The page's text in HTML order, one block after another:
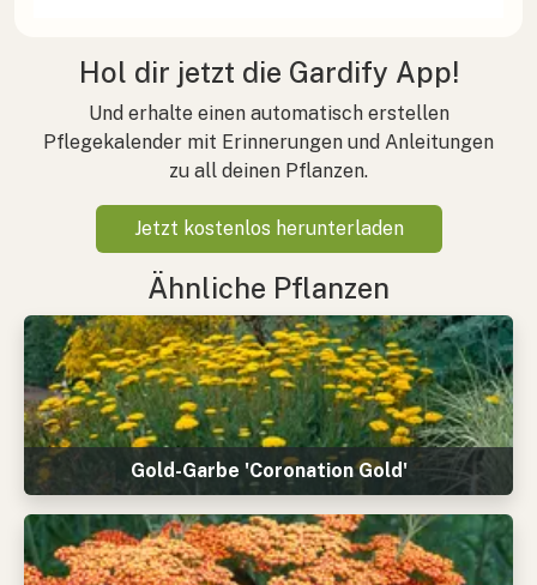
Hol dir jetzt die Gardify App!
Und erhalte einen automatisch erstellen
Pflegekalender mit Erinnerungen und Anleitungen
zu all deinen Pflanzen.
Jetzt kostenlos herunterladen
Ähnliche Pflanzen
Gold-Garbe 'Coronation Gold'